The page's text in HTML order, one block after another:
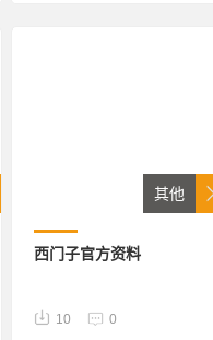
其他
西门子官方资料
10 0